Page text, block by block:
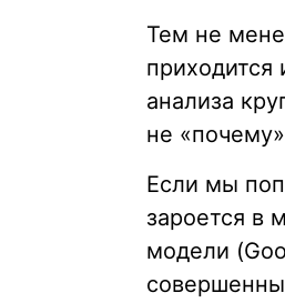
Тем не
анализа
не
Если мы
зароется в
модели